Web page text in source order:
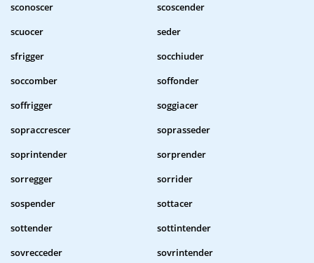
sconoscer
scoscender
scuocer
seder
sfrigger
socchiuder
soccomber
soffonder
soffrigger
soggiacer
sopraccrescer
soprasseder
soprintender
sorprender
sorregger
sorrider
sospender
sottacer
sottender
sottintender
sovrecceder
sovrintender